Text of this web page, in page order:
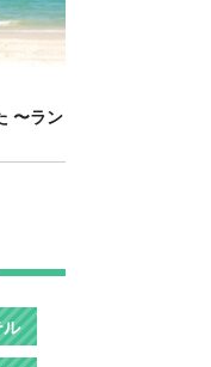
〜ラン